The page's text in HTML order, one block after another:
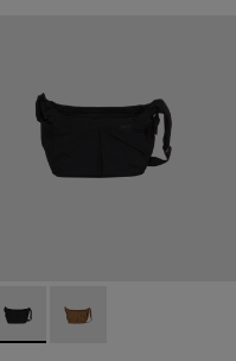
Climaco - B1337-011 - ク
Climaco - B1337-